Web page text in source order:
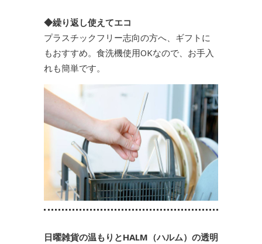
◆繰り返し使えてエコ
プラスチックフリー志向の方へ、ギフトに
もおすすめ。食洗機使用OKなので、お手入
れも簡単です。
日曜雑貨の温もりとHALM（ハルム）の透明